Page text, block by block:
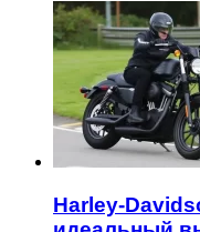
Harley-